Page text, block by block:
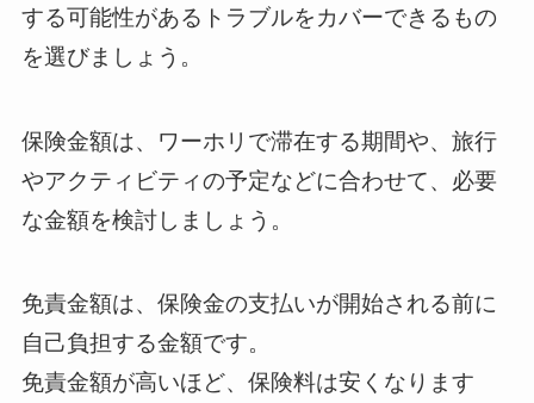
する可能性があるトラブルをカバーできるもの
を選びましょう。
保険金額は、ワーホリで滞在する期間や、旅行
やアクティビティの予定などに合わせて、必要
な金額を検討しましょう。
免責金額は、保険金の支払いが開始される前に
自己負担する金額です。
免責金額が高いほど、保険料は安くなります